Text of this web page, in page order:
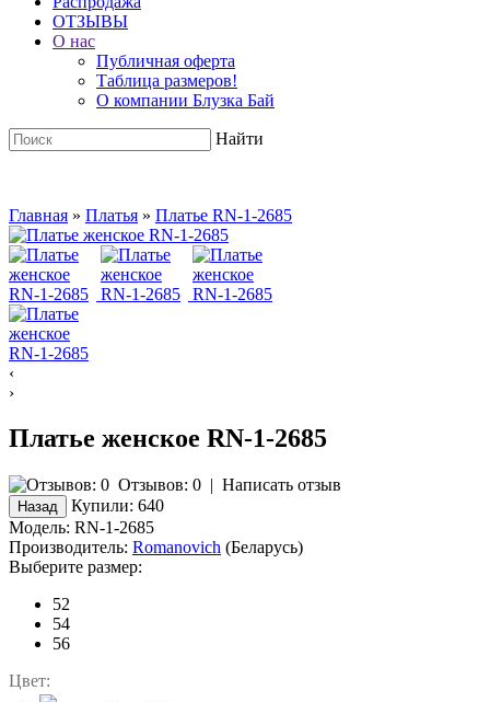
ОТЗЫВЫ
О нас
Публичная оферта
Таблица размеров!
О компании Блузка Бай
Найти
Главная » Платья » Платье RN-1-2685
‹
›
Платье женское RN-1-2685
Отзывов: 0 | Написать отзыв
Купили: 640
Модель: RN-1-2685
Производитель: Romanovich (Беларусь)
Выберите размер:
52
54
56
Цвет: